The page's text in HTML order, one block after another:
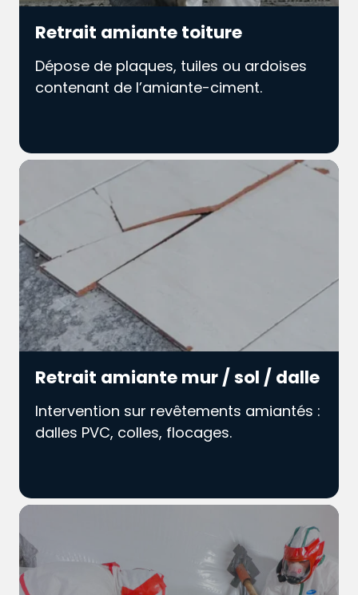
Retrait amiante toiture
Dépose de plaques, tuiles ou ardoises
contenant de l’amiante-ciment.
Retrait amiante mur / sol / dalle
Intervention sur revêtements amiantés :
dalles PVC, colles, flocages.